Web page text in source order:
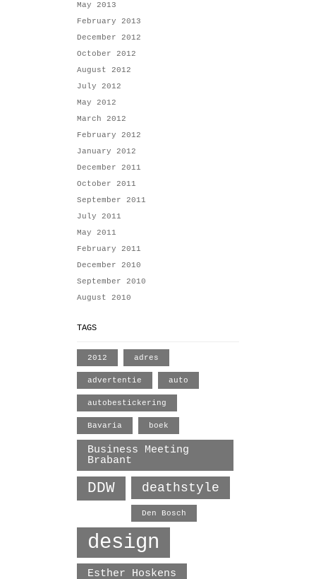
May 2013
February 2013
December 2012
October 2012
August 2012
July 2012
May 2012
March 2012
February 2012
January 2012
December 2011
October 2011
September 2011
July 2011
May 2011
February 2011
December 2010
September 2010
August 2010
TAGS
2012 adres
advertentie auto
autobestickering
Bavaria boek
Business Meeting
Brabant
DDW deathstyle
Den Bosch
design
Esther Hoskens